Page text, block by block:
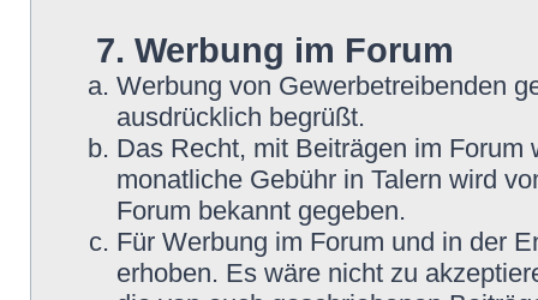
7. Werbung im Forum
Werbung von Gewerbetreibenden
ausdrücklich begrüßt.
Das Recht, mit Beiträgen im
monatliche Gebühr in Talern wird
Forum bekannt gegeben.
Für Werbung im Forum und in der
erhoben. Es wäre nicht zu